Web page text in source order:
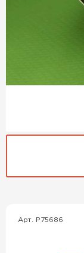
Арт. P75686